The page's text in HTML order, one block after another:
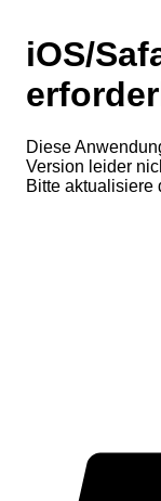
iOS/
Diese
Version leider
Bitte aktualisiere